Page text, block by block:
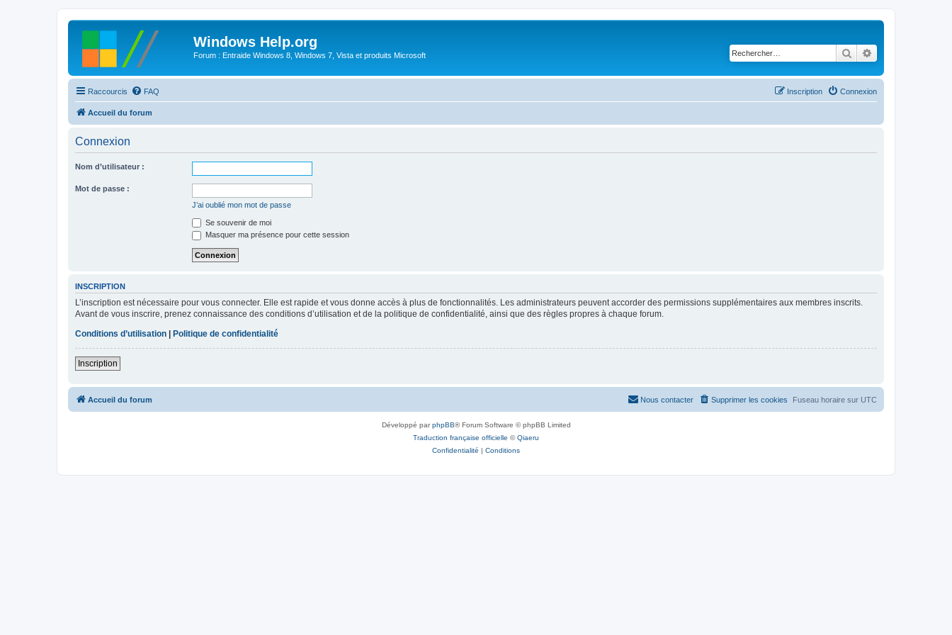
Windows Help.org
Forum : Entraide Windows 8, Windows 7, Vista et produits Microsoft Rechercher
Raccourcis FAQ Connexion
Inscription
Accueil du forum
Connexion
Nom d’utilisateur :
Mot de passe :
J’ai oublié mon mot de passe
Se souvenir de moi
Masquer ma présence pour cette session
INSCRIPTION
L’inscription est nécessaire pour vous connecter. Elle est rapide et vous donne accès à plus de fonctionnalités. Les administrateurs peuvent accorder des permissions supplémentaires aux membres inscrits.
Avant de vous inscrire, prenez connaissance des conditions d’utilisation et de la politique de confidentialité, ainsi que des règles propres à chaque forum.
Conditions d’utilisation
Politique de confidentialité
Inscription
Accueil du forum Fuseau horaire sur UTC
Supprimer les cookies
Nous contacter
Développé parphpBB® Forum Software © phpBB Limited
Traduction française officielle ©Qiaeru
Confidentialité | Conditions